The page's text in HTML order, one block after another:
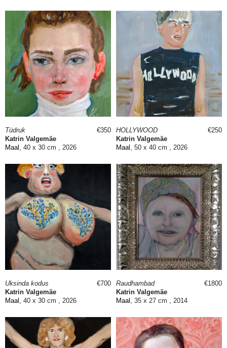
Tüdruk
Katrin Valgemäe
Maal , 40 x 30 cm , 2026
€350
HOLLYWOOD
Katrin Valgemäe
Maal , 50 x 40 cm , 2026
€250
Üksinda kodus
Katrin Valgemäe
Maal , 40 x 30 cm , 2026
€700
Raudhambad
Katrin Valgemäe
Maal , 35 x 27 cm , 2014
€1800